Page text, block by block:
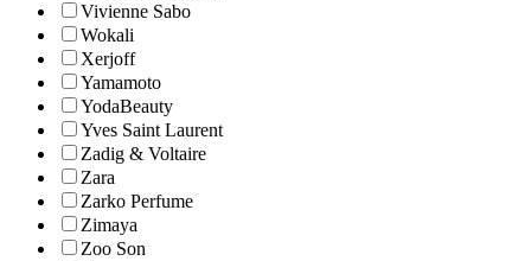
Vivienne Sabo
Wokali
Xerjoff
Yamamoto
YodaBeauty
Yves Saint Laurent
Zadig & Voltaire
Zara
Zarko Perfume
Zimaya
Zoo Son